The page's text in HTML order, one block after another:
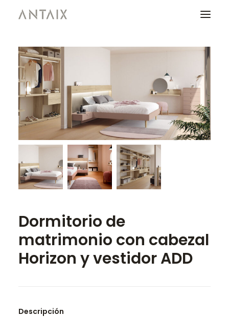
PRODUCTOS
CATÁLOGOS
NEWS
QUIENES SOMOS
CONTACTO
ÁREA DE PROFESIONALES
SEARCH
Dormitorio de
matrimonio con cabezal
Horizon y vestidor ADD
Descripción